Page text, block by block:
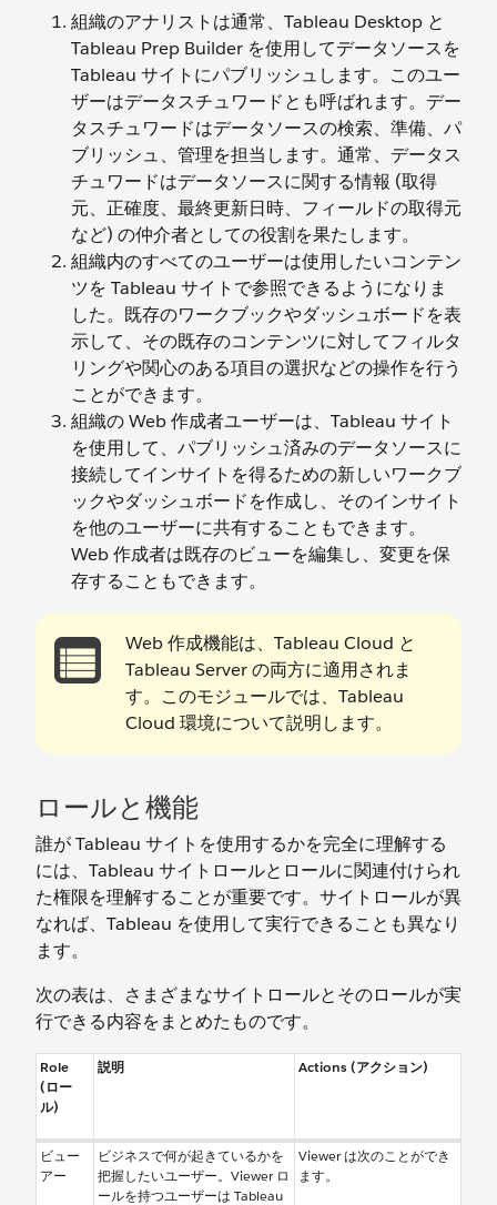
組織のアナリストは通常、Tableau Desktop と
Tableau Prep Builder を使用してデータソースを
Tableau サイトにパブリッシュします。このユー
ザーはデータスチュワードとも呼ばれます。デー
タスチュワードはデータソースの検索、準備、パ
ブリッシュ、管理を担当します。通常、データス
チュワードはデータソースに関する情報 (取得
元、正確度、最終更新日時、フィールドの取得元
など) の仲介者としての役割を果たします。
組織内のすべてのユーザーは使用したいコンテン
ツを Tableau サイトで参照できるようになりま
した。既存のワークブックやダッシュボードを表
示して、その既存のコンテンツに対してフィルタ
リングや関心のある項目の選択などの操作を行う
ことができます。
組織の Web 作成者ユーザーは、Tableau サイト
を使用して、パブリッシュ済みのデータソースに
接続してインサイトを得るための新しいワークブ
ックやダッシュボードを作成し、そのインサイト
を他のユーザーに共有することもできます。
Web 作成者は既存のビューを編集し、変更を保
存することもできます。
Web 作成機能は、Tableau Cloud と
Tableau Server の両方に適用されま
す。このモジュールでは、Tableau
Cloud 環境について説明します。
ロールと機能
誰が Tableau サイトを使用するかを完全に理解する
には、Tableau サイトロールとロールに関連付けられ
た権限を理解することが重要です。サイトロールが異
なれば、Tableau を使用して実行できることも異なり
ます。
次の表は、さまざまなサイトロールとそのロールが実
行できる内容をまとめたものです。
Role
(ロー
ル)
説明 Actions (アクション)
ビュー
アー
ビジネスで何が起きているかを
把握したいユーザー。Viewer ロ
ールを持つユーザーは Tableau
Viewer は次のことができ
ます。